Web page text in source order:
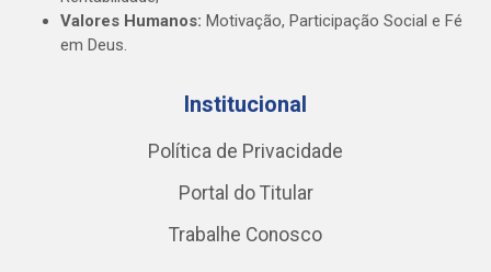
Valores Humanos: Motivação, Participação Social e Fé
em Deus.
Institucional
Política de Privacidade
Portal do Titular
Trabalhe Conosco